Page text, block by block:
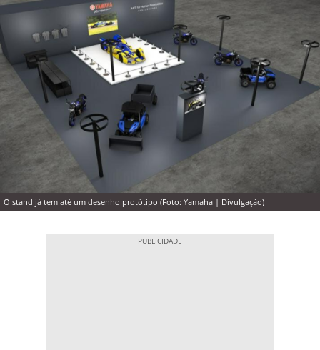
O stand já tem até um desenho protótipo (Foto: Yamaha | Divulgação)